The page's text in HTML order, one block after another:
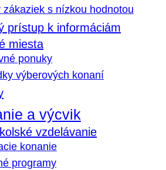
zákaziek s nízkou hodnotou
prístup k informáciám
miesta
ponuky
výberových konaní
a výcvik
vzdelávanie
konanie
programy